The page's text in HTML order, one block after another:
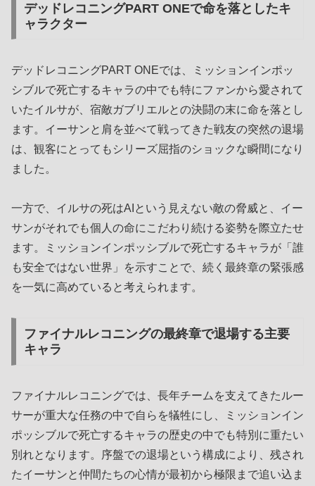
デッドレコニングPART ONEで命を落としたキ
ャラクター
デッドレコニングPART ONEでは、ミッションインポッ
シブルで死亡するキャラの中でも特にファンから愛されて
いたイルサが、宿敵ガブリエルとの決闘の末に命を落とし
ます。イーサンと肩を並べて戦ってきた戦友の突然の退場
は、観客にとってもシリーズ屈指のショックな瞬間になり
ました。
一方で、イルサの死はAIという見えない敵の脅威と、イー
サンがそれでも個人の命にこだわり続ける姿勢を際立たせ
ます。ミッションインポッシブルで死亡するキャラが「誰
も安全ではない世界」を示すことで、続く最終章の緊張感
を一気に高めていると考えられます。
ファイナルレコニングの最終章で退場する主要
キャラ
ファイナルレコニングでは、長年チームを支えてきたルー
サーが重大な任務の中で自らを犠牲にし、ミッションイン
ポッシブルで死亡するキャラの歴史の中でも特別に重たい
別れとなります。序盤での退場という構成により、残され
たイーサンと仲間たちの心情が最初から極限まで追い込ま